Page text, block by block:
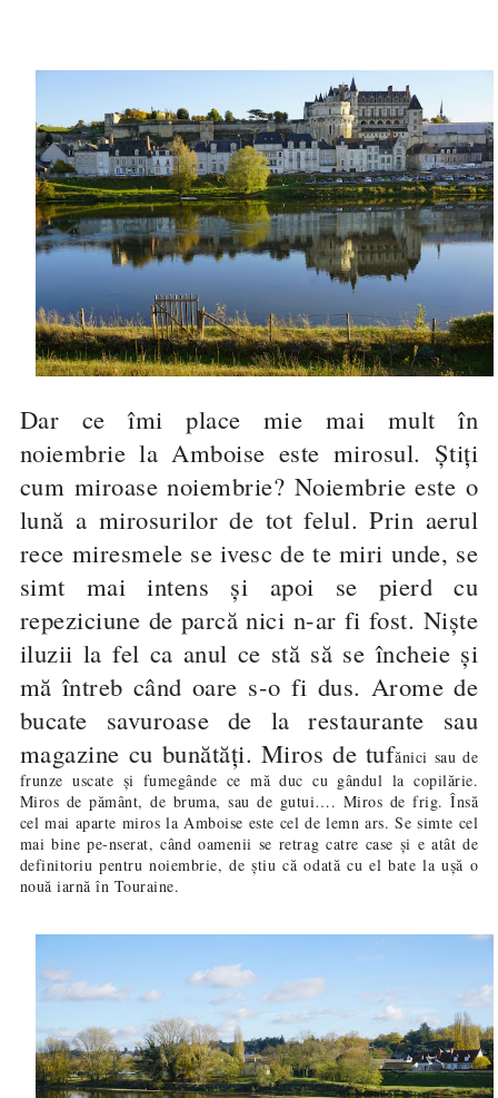
Dar ce îmi place mie mai mult în
noiembrie la Amboise este mirosul. Știți
cum miroase noiembrie? Noiembrie este o
lună a mirosurilor de tot felul. Prin aerul
rece miresmele se ivesc de te miri unde, se
simt mai intens și apoi se pierd cu
repeziciune de parcă nici n-ar fi fost. Niște
iluzii la fel ca anul ce stă să se încheie și
mă întreb când oare s-o fi dus. Arome de
bucate savuroase de la restaurante sau
magazine cu bunătăți. Miros de tufănici sau de
frunze uscate și fumegânde ce mă duc cu gândul la copilărie.
Miros de pământ, de bruma, sau de gutui…. Miros de frig. Însă
cel mai aparte miros la Amboise este cel de lemn ars. Se simte cel
mai bine pe-nserat, când oamenii se retrag catre case și e atât de
definitoriu pentru noiembrie, de știu că odată cu el bate la ușă o
nouă iarnă în Touraine.